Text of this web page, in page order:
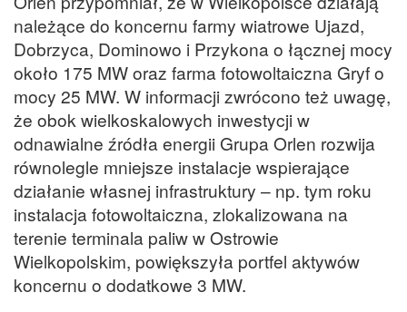
należące do koncernu farmy wiatrowe Ujazd,
Dobrzyca, Dominowo i Przykona o łącznej mocy
około 175 MW oraz farma fotowoltaiczna Gryf o
mocy 25 MW. W informacji zwrócono też uwagę,
że obok wielkoskalowych inwestycji w
odnawialne źródła energii Grupa Orlen rozwija
równolegle mniejsze instalacje wspierające
działanie własnej infrastruktury – np. tym roku
instalacja fotowoltaiczna, zlokalizowana na
terenie terminala paliw w Ostrowie
Wielkopolskim, powiększyła portfel aktywów
koncernu o dodatkowe 3 MW.